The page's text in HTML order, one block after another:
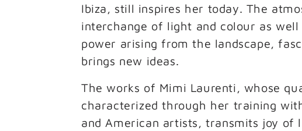
Ibiza, still inspires her today. The
interchange of light and colour as well
power arising from the landscape,
brings new ideas.
The works of Mimi Laurenti, whose
characterized through her training
and American artists, transmits joy of